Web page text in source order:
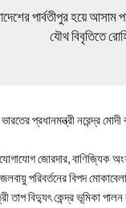
পার্বতীপুর হয়ে
যৌথ বিবৃতিতে
প্রধানমন্ত্রী নরেন্দ্র
জোরদার, বাণিজ্যিক
পরিবর্তনের বিপদ
তাপ বিদ্যুৎ কেন্দ্র ভূমিকা